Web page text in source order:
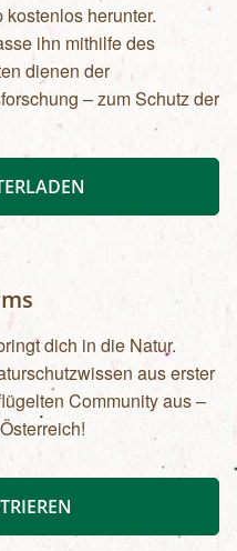
herunter.
ihn mithilfe des
dienen der
– zum Schutz der
dich in die Natur.
aus erster
Community aus –